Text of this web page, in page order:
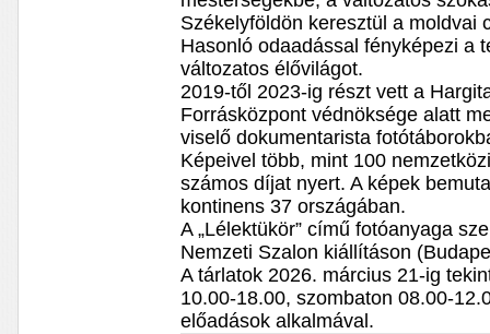
Székelyföldön keresztül a moldvai
Hasonló odaadással fényképezi a
változatos élővilágot.
2019-től 2023-ig részt vett a
Forrásközpont védnöksége alatt
viselő dokumentarista
Képeivel több, mint 100
számos díjat nyert. A képek
kontinens 37 országában.
A „Lélektükör” című fotóanyaga
Nemzeti Szalon kiállításon
A tárlatok 2026. március 21-ig
10.00-18.00, szombaton 08.00-
előadások alkalmával.